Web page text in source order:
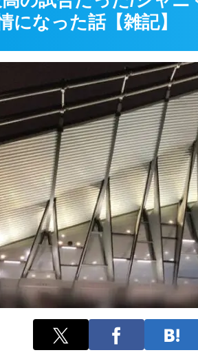
になった話【雑記】